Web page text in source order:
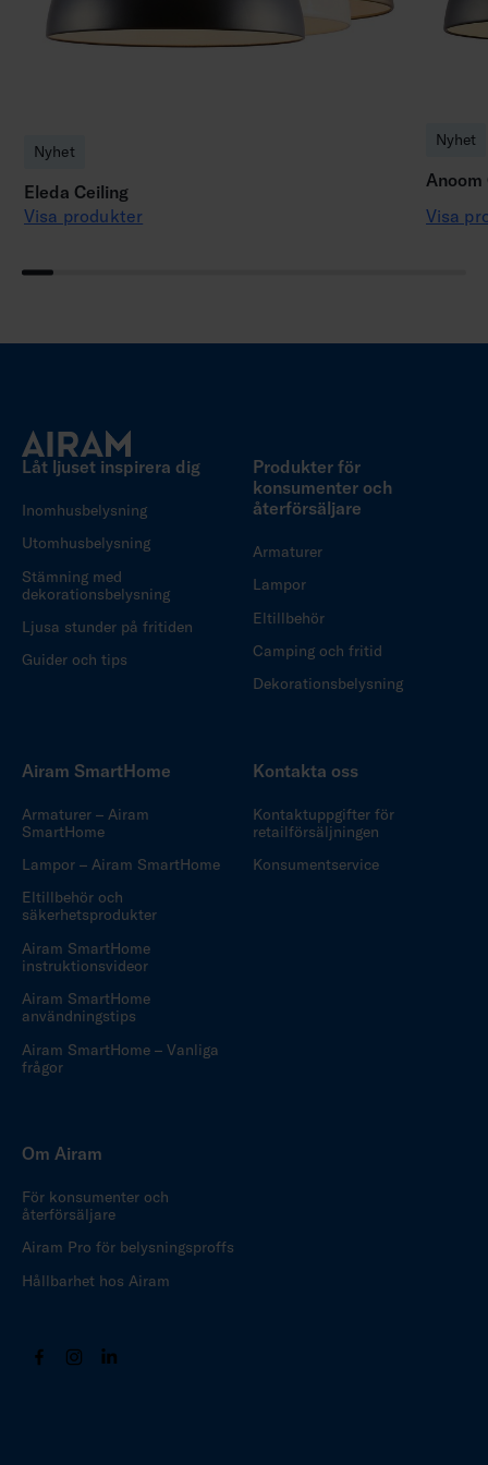
Nyhet
Eleda Ceiling
Visa produkter
Nyhet
Anoom
Visa
Låt ljuset inspirera dig
Inomhusbelysning
Utomhusbelysning
Stämning med
dekorationsbelysning
Ljusa stunder på fritiden
Guider och tips
Produkter för
konsumenter och
återförsäljare
Armaturer
Lampor
Eltillbehör
Camping och fritid
Dekorationsbelysning
Airam SmartHome
Armaturer – Airam
SmartHome
Lampor – Airam SmartHome
Eltillbehör och
säkerhetsprodukter
Airam SmartHome
instruktionsvideor
Airam SmartHome
användningstips
Airam SmartHome – Vanliga
frågor
Kontakta oss
Kontaktuppgifter för
retailförsäljningen
Konsumentservice
Om Airam
För konsumenter och
återförsäljare
Airam Pro för belysningsproffs
Hållbarhet hos Airam